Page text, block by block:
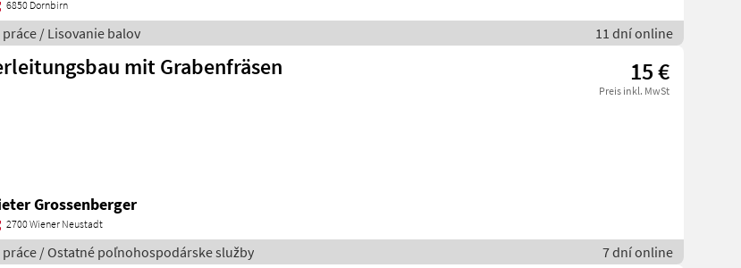
6850 Dornbirn
/ Lisovanie balov 11 dní online
mit Grabenfräsen 15 €
Preis inkl. MwSt
Grossenberger
2700 Wiener Neustadt
/ Ostatné poľnohospodárske služby 7 dní online